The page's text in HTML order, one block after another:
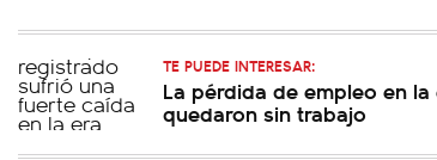
TE PUEDE INTERESAR:
La pérdida de empleo en
quedaron sin trabajo